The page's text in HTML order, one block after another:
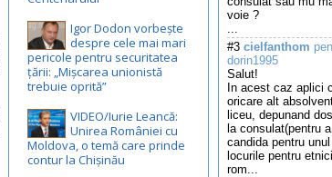
voie ?
...
#3 cielfanthom
dorin1995
Salut!
In acest caz aplici
oricare alt
liceu, depunand
la consulat(pentru a
candida pentru
locurile pentru etnici
rom...
Igor Dodon vorbește
despre cele mai mari
pericole pentru securitatea
țării: „Mișcarea unionistă
trebuie oprită”
VIDEO/Iurie Leancă:
Unirea României cu
Moldova, o temă care prinde
contur la Chișinău